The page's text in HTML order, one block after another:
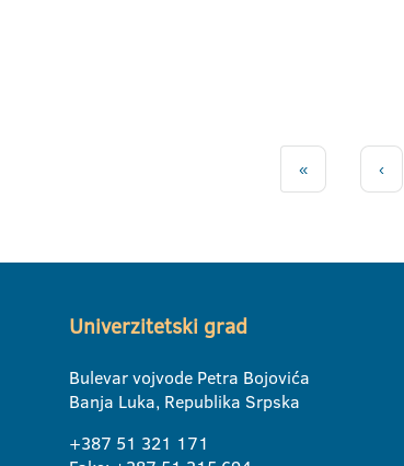
« ‹
Univerzitetski grad
Bulevar vojvode Petra Bojovića
Banja Luka, Republika Srpska
+387 51 321 171